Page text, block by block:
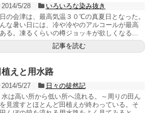
2014/5/28
いろいろな染み抜き
の会津は、最高気温３０℃の真夏日となった。
な暑い日には、冷や冷やのアルコールが最高
る。凍るくらいの樽ジョッキが欲しくなる...
記事を読む
植えと用水路
2014/5/27
日々の徒然記
水は高い所から低い所へ流れる。～周りの田ん
見渡すとほとんど田植えが終わっている。そ